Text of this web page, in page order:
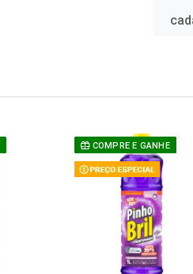
COMPRE E GANHE